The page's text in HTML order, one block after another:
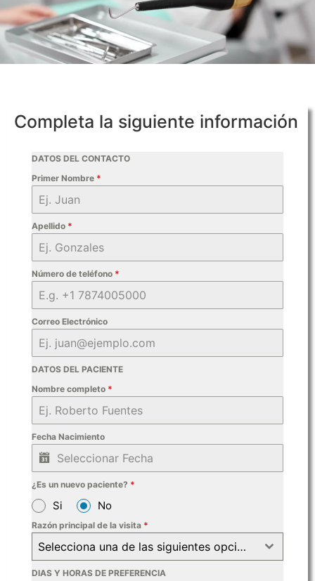
Completa la siguiente información
DATOS DEL CONTACTO
Primer Nombre *
Apellido *
Número de teléfono *
Correo Electrónico
DATOS DEL PACIENTE
Nombre completo *
Fecha Nacimiento
¿Es un nuevo paciente? *
Si No
Razón principal de la visita *
Selecciona una de las siguientes opciones
DIAS Y HORAS DE PREFERENCIA